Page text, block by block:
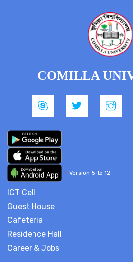
COMILLA
* Version 5 to 12
ICT Cell
Guest House
Cafeteria
Residence Hall
Career & Jobs